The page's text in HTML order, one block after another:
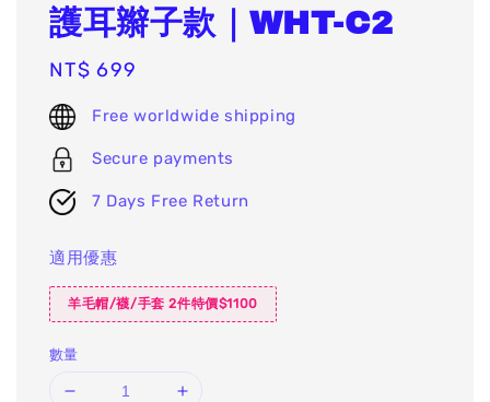
護耳辮子款｜WHT-C2
Regular
price
NT$ 699
Free worldwide shipping
Secure payments
7 Days Free Return
適用優惠
羊毛帽/襪/手套 2件特價$1100
數量